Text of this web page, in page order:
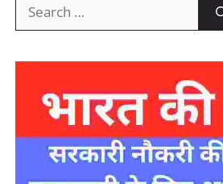
for: